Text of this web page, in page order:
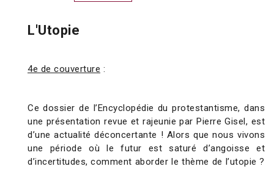
L'Utopie
4e de couverture :
Ce dossier de l’Encyclopédie du protestantisme, dans
une présentation revue et rajeunie par Pierre Gisel, est
d’une actualité déconcertante ! Alors que nous vivons
une période où le futur est saturé d’angoisse et
d’incertitudes, comment aborder le thème de l’utopie ?